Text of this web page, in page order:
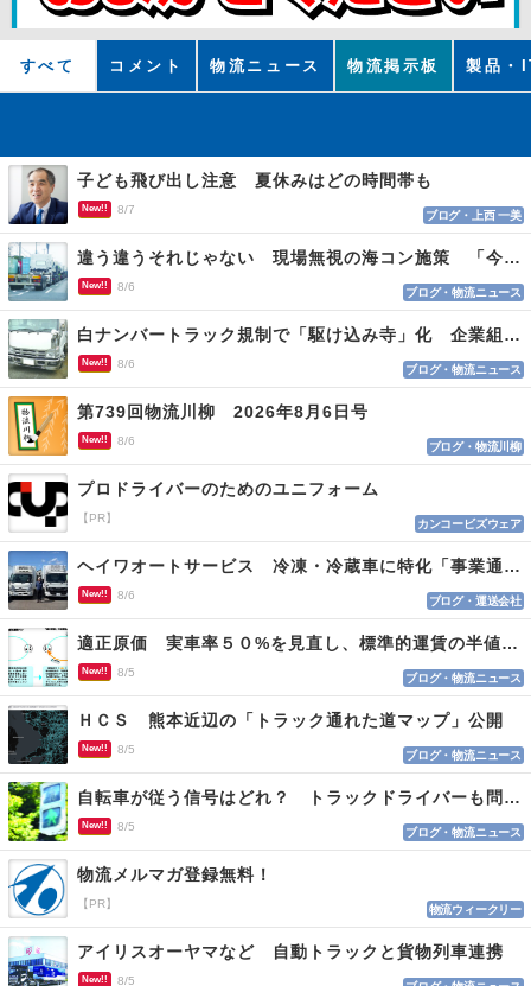
すべて コメント 物流ニュース 物流掲示板 製品・
子ども飛び出し注意 夏休みはどの時間帯も
New!! 8/7 ブログ・上西 一美
違う違うそれじゃない 現場無視の海コン施策 「今でも平均２～３時間は待つ」
New!! 8/6 ブログ・物流ニュース
白ナンバートラック規制で「駆け込み寺」化 企業組合が入会基準を見直しへ
New!! 8/6 ブログ・物流ニュース
第739回物流川柳 2026年8月6日号
New!! 8/6 ブログ・物流川柳
プロドライバーのためのユニフォーム
【PR】 カンコービズウェア
ヘイワオートサービス 冷凍・冷蔵車に特化「事業通じ貢献目指す」
New!! 8/6 ブログ・運送会社
適正原価 実車率５０%を見直し、標準的運賃の半値の恐れも
New!! 8/5 ブログ・物流ニュース
ＨＣＳ 熊本近辺の「トラック通れた道マップ」公開
New!! 8/5 ブログ・物流ニュース
自転車が従う信号はどれ？ トラックドライバーも問われる認識
New!! 8/5 ブログ・物流ニュース
物流メルマガ登録無料！
【PR】 物流ウィークリー
アイリスオーヤマなど 自動トラックと貨物列車連携
New!! 8/5